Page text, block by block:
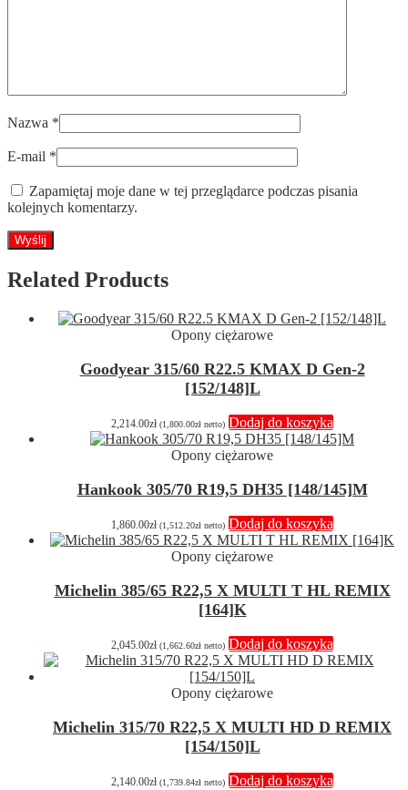
Nazwa *
E-mail *
Zapamiętaj moje dane w tej przeglądarce podczas pisania
kolejnych komentarzy.
Related Products
Opony ciężarowe
Goodyear 315/60 R22.5 KMAX D Gen-2
[152/148]L
2,214.00zł (1,800.00zł netto) Dodaj do koszyka
Opony ciężarowe
Hankook 305/70 R19,5 DH35 [148/145]M
1,860.00zł (1,512.20zł netto) Dodaj do koszyka
Opony ciężarowe
Michelin 385/65 R22,5 X MULTI T HL REMIX
[164]K
2,045.00zł (1,662.60zł netto) Dodaj do koszyka
Opony ciężarowe
Michelin 315/70 R22,5 X MULTI HD D REMIX
[154/150]L
2,140.00zł (1,739.84zł netto) Dodaj do koszyka